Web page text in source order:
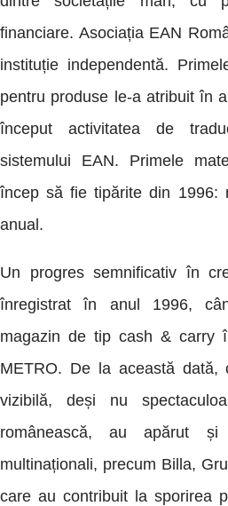
financiare. Asociația EAN
instituție independentă.
pentru produse le-a atribuit în
început activitatea de
sistemului EAN. Primele
încep să fie tipărite din 1996:
anual.
Un progres semnificativ în
înregistrat în anul 1996,
magazin de tip cash & carry
METRO. De la această dată,
vizibilă, deși nu
românească, au apărut
multinaționali, precum Billa,
care au contribuit la sporirea